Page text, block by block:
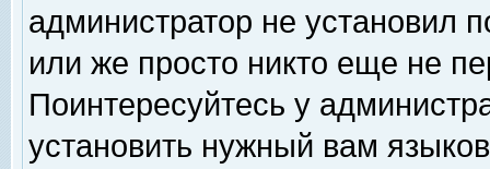
администратор не установил
или же просто никто еще не
Поинтересуйтесь у
установить нужный вам